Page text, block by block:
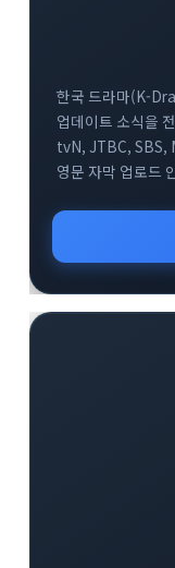
한국 드라마(K-
업데이트 소식을
tvN, JTBC, SBS,
영문 자막 업로드
확인하고 소통하는